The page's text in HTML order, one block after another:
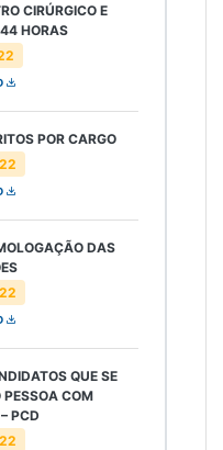
CIRÚRGICO E
HORAS
POR CARGO
DAS
QUE SE
COM
PCD